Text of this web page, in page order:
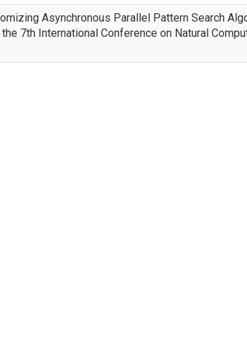
Asynchronous Parallel Pattern Search
7th International Conference on Natural